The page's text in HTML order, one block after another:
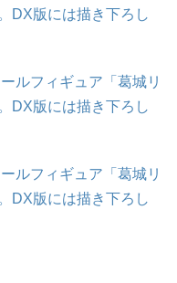
DX版には描き下ろし
ルフィギュア「葛城リ
DX版には描き下ろし
ルフィギュア「葛城リ
DX版には描き下ろし